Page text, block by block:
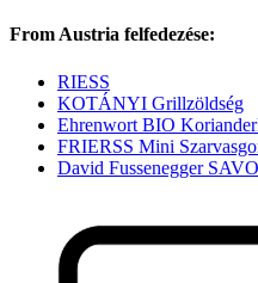
From Austria felfedezése:
RIESS
KOTÁNYI Grillzöldség
Ehrenwort BIO
FRIERSS Mini
David Fussenegger